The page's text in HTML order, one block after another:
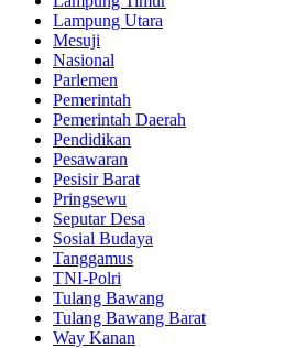
Lampung Utara
Mesuji
Nasional
Parlemen
Pemerintah
Pemerintah Daerah
Pendidikan
Pesawaran
Pesisir Barat
Pringsewu
Seputar Desa
Sosial Budaya
Tanggamus
TNI-Polri
Tulang Bawang
Tulang Bawang Barat
Way Kanan